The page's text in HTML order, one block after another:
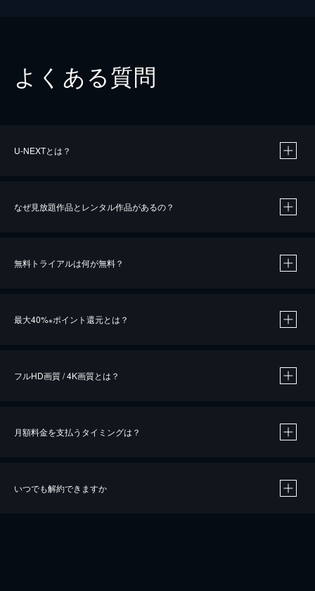
よくある質問
U-NEXTとは？
なぜ見放題作品とレンタル作品があるの？
無料トライアルは何が無料？
最大40%※ポイント還元とは？
※40％ポイント還元の対象は、クレジットカード決済による作品の購入 / レンタルです。
フルHD画質 / 4K画質とは？
月額料金を支払うタイミングは？
いつでも解約できますか